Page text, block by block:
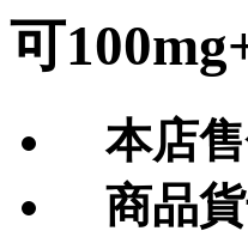
可
本店售
商品貨